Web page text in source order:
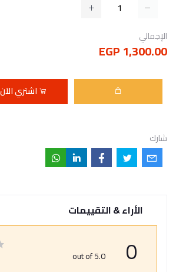
الإجمالي
1,300.00 EGP
اشتري الآن
شارك
الأراء & التقييمات
0
out of 5.0